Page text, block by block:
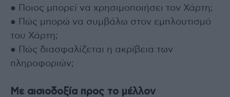
● Ποιος μπορεί να χρησιμοποιήσει τον Χάρτη;
● Πώς μπορώ να συμβάλω στον εμπλουτισμό
του Χάρτη;
● Πώς διασφαλίζεται η ακρίβεια των
πληροφοριών;
Με αισιοδοξία προς το μέλλον